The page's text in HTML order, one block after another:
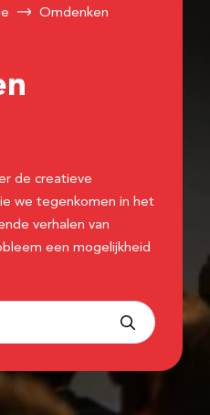
Omdenken
de creatieve
we tegenkomen in het
verhalen van
een mogelijkheid